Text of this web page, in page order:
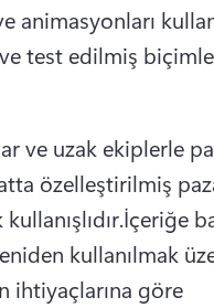
animasyonları
test edilmiş
ve uzak ekiplerle
özelleştirilmiş
İçeriğe
kullanılmak
ihtiyaçlarına göre